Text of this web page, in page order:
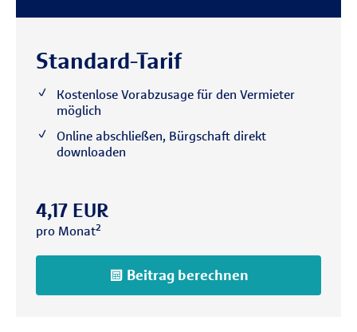
Standard-Tarif
Kostenlose Vorabzusage für den Vermieter
möglich
Online abschließen, Bürgschaft direkt
downloaden
4,17 EUR
pro Monat²
Beitrag berechnen